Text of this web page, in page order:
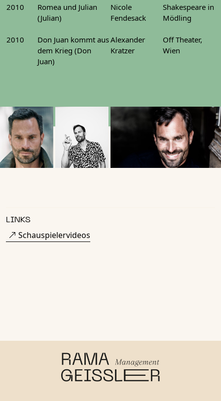
2010
Romea und Julian
(Julian)
Nicole
Fendesack
Shakespeare in
Mödling
2010
Don Juan kommt aus
dem Krieg (Don
Juan)
Alexander
Kratzer
Off Theater,
Wien
LINKS
Schauspielervideos